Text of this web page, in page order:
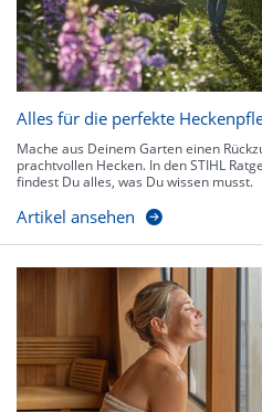
Alles für die perfekte
Mache aus Deinem Garten einen
prachtvollen Hecken. In den STIHL
findest Du alles, was Du wissen musst.
Artikel ansehen